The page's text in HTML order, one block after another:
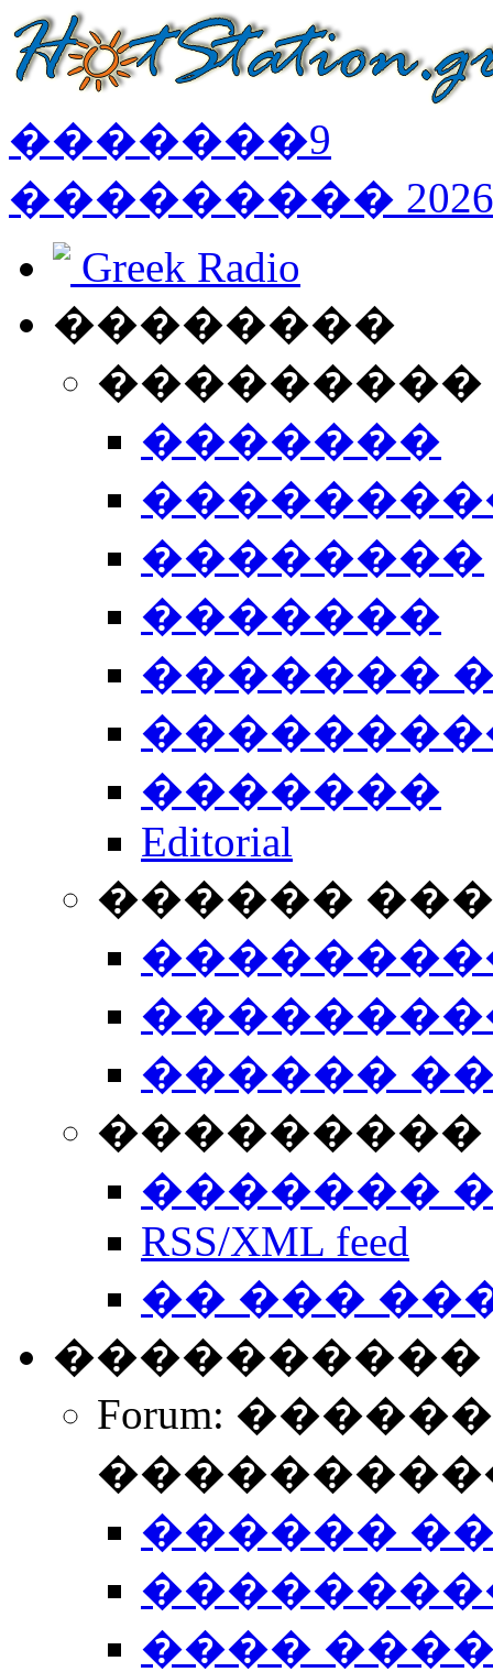
�������9
��������� 2026
Greek Radio
��������
�������
��������
�������
�������
�������
Editorial
������
������
���������
�������
RSS/XML feed
�� ���
����������
Forum:
������
����